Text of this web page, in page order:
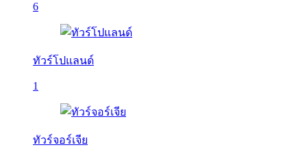
6
ทัวร์โปแลนด์
1
ทัวร์จอร์เจีย